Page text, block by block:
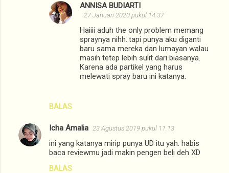
BALAS
ANNISA BUDIARTI
27 Januari 2020 pukul 14.37
Haiiii aduh the only problem memang
spraynya nihh..tapi punya aku diganti
baru sama mereka dan lumayan walau
masih tetep lebih sulit dari biasanya.
Karena ada partikel yang harus
melewati spray baru ini katanya.
Icha Amalia 23 Agustus 2019 pukul 11.13
ini yang katanya mirip punya UD itu yah. habis
baca reviewmu jadi makin pengen beli deh XD
BALAS